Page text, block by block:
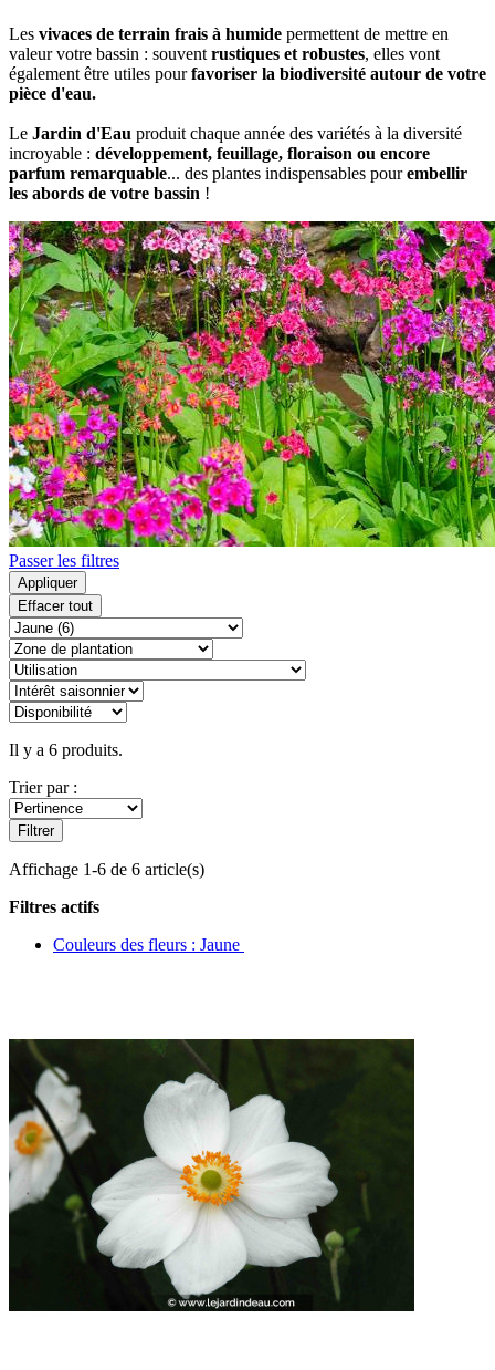
Les vivaces de terrain frais à humide permettent de mettre en
valeur votre bassin : souvent rustiques et robustes, elles vont
également être utiles pourfavoriser la biodiversité autour de votre
pièce d'eau.
Le Jardin d'Eau produit chaque année des variétés à la diversité
incroyable : développement, feuillage, floraison ou encore
parfum remarquable... des plantes indispensables pourembellir
les abords de votre bassin !
Passer les filtres
Appliquer
Effacer tout
Il y a 6 produits.
Trier par :
Filtrer
Affichage 1-6 de 6 article(s)
Filtres actifs
Couleurs des fleurs : Jaune